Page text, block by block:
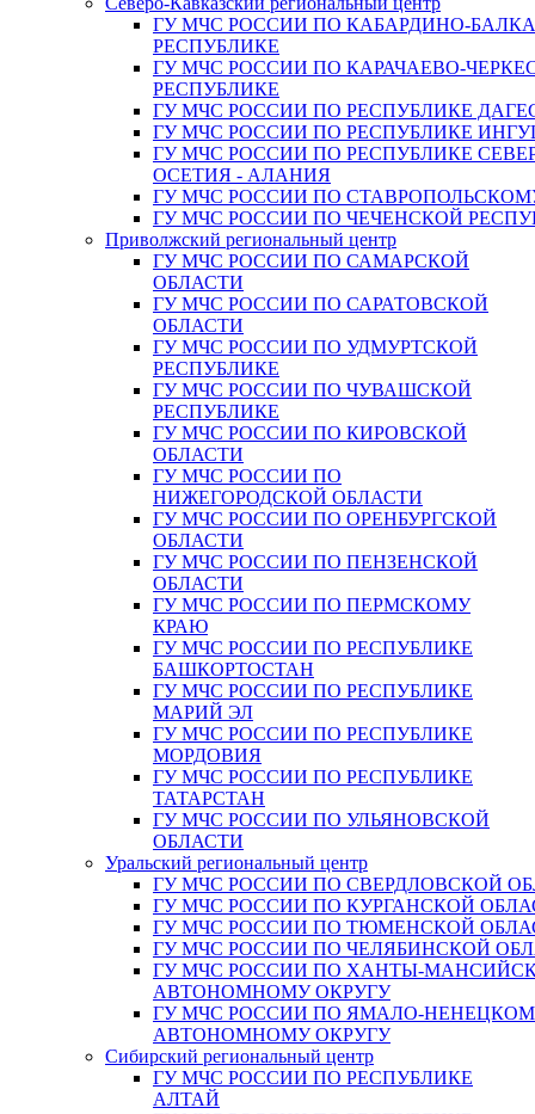
ГУ МЧС РОССИИ ПО КАБАРДИНО-
РЕСПУБЛИКЕ
ГУ МЧС РОССИИ ПО КАРАЧАЕВО-
РЕСПУБЛИКЕ
ГУ МЧС РОССИИ ПО РЕСПУБЛИКЕ
ГУ МЧС РОССИИ ПО РЕСПУБЛИКЕ
ГУ МЧС РОССИИ ПО РЕСПУБЛИКЕ
ОСЕТИЯ - АЛАНИЯ
ГУ МЧС РОССИИ ПО
ГУ МЧС РОССИИ ПО ЧЕЧЕНСКОЙ
Приволжский региональный центр
ГУ МЧС РОССИИ ПО САМАРСКОЙ
ОБЛАСТИ
ГУ МЧС РОССИИ ПО САРАТОВСКОЙ
ОБЛАСТИ
ГУ МЧС РОССИИ ПО УДМУРТСКОЙ
РЕСПУБЛИКЕ
ГУ МЧС РОССИИ ПО ЧУВАШСКОЙ
РЕСПУБЛИКЕ
ГУ МЧС РОССИИ ПО КИРОВСКОЙ
ОБЛАСТИ
ГУ МЧС РОССИИ ПО
НИЖЕГОРОДСКОЙ ОБЛАСТИ
ГУ МЧС РОССИИ ПО ОРЕНБУРГСКОЙ
ОБЛАСТИ
ГУ МЧС РОССИИ ПО ПЕНЗЕНСКОЙ
ОБЛАСТИ
ГУ МЧС РОССИИ ПО ПЕРМСКОМУ
КРАЮ
ГУ МЧС РОССИИ ПО РЕСПУБЛИКЕ
БАШКОРТОСТАН
ГУ МЧС РОССИИ ПО РЕСПУБЛИКЕ
МАРИЙ ЭЛ
ГУ МЧС РОССИИ ПО РЕСПУБЛИКЕ
МОРДОВИЯ
ГУ МЧС РОССИИ ПО РЕСПУБЛИКЕ
ТАТАРСТАН
ГУ МЧС РОССИИ ПО УЛЬЯНОВСКОЙ
ОБЛАСТИ
Уральский региональный центр
ГУ МЧС РОССИИ ПО СВЕРДЛОВСКОЙ
ГУ МЧС РОССИИ ПО КУРГАНСКОЙ
ГУ МЧС РОССИИ ПО ТЮМЕНСКОЙ
ГУ МЧС РОССИИ ПО ЧЕЛЯБИНСКОЙ
ГУ МЧС РОССИИ ПО ХАНТЫ-
АВТОНОМНОМУ ОКРУГУ
ГУ МЧС РОССИИ ПО ЯМАЛО-
АВТОНОМНОМУ ОКРУГУ
Сибирский региональный центр
ГУ МЧС РОССИИ ПО РЕСПУБЛИКЕ
АЛТАЙ